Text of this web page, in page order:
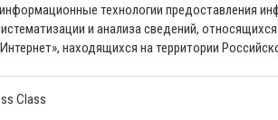
технологии предоставления
и анализа сведений,
находящихся на территории
Class